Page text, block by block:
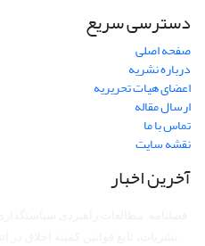
دسترسی سریع
صفحه اصلی
درباره نشریه
اعضای هیات تحریریه
ارسال مقاله
تماس با ما
نقشه سایت
آخرین اخبار